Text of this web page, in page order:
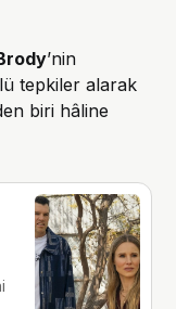
’nin
tepkiler alarak
biri hâline